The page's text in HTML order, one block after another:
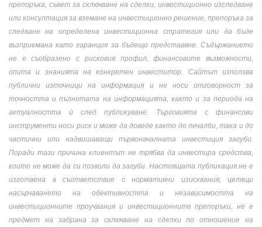
препоръка, съвет за сключване на сделки, инвестиционно изследване
или консултация за вземане на инвестиционно решение, препоръка за
следване на определена инвестиционна стратегия или да бъде
възприемана като гаранция за бъдещо представяне. Съдържанието
не е съобразено с рисковия профил, финансовите възможности,
опита и знанията на конкретен инвеститор. Сайтът използва
публични източници на информация и не носи отговорност за
точността и пълнотата на информацията, както и за периода на
актуалността ѝ след публикуване. Търговията с финансови
инструменти носи риск и може да доведе както до печалби, така и до
частични или надвишаващи първоначалната инвестиция загуби.
Поради тази причина клиентът не трябва да инвестира средства,
които не може да си позволи да загуби. Настоящата публикация не е
изготвена в съответствие с нормативни изисквания, целящи
насърчаването на обективността и независимостта на
инвестиционните проучвания и инвестиционните препоръки, не е
предмет на забрана за сключване на сделки по отношение на